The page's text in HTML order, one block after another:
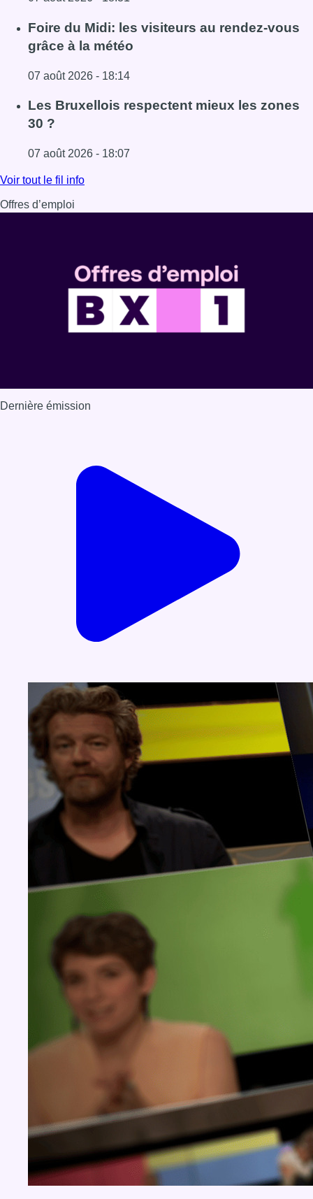
Lire l'article Pizza Nizar: un coup de pub inattendu grâce
Foire du Midi: les visiteurs au rendez-vous
grâce à la météo
07 août 2026 - 18:14
Lire l'article Foire du Midi: les visiteurs au rendez-vous
Les Bruxellois respectent mieux les zones
30 ?
07 août 2026 - 18:07
Lire l'article Les Bruxellois respectent mieux les zones 30
Voir tout le fil info
Offres d’emploi
Dernière émission